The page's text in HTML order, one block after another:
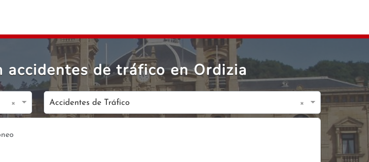
accidentes de tráfico en Ordizia
× Accidentes de Tráfico ×